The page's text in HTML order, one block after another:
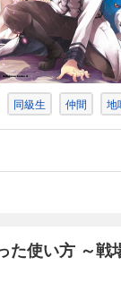
同級生 仲間 地
た使い方 ～